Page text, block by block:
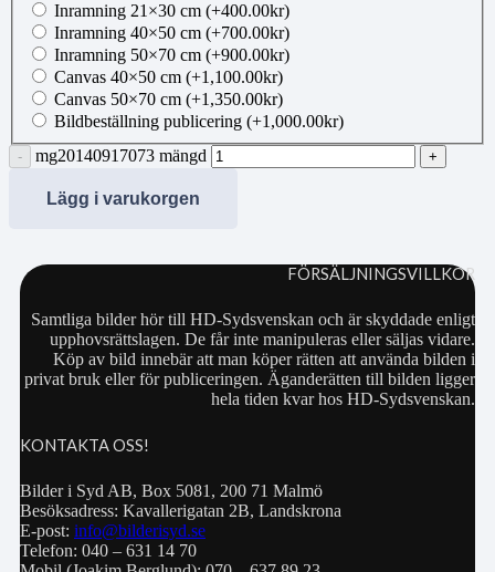
Inramning 21×30 cm (+400.00kr)
Inramning 40×50 cm (+700.00kr)
Inramning 50×70 cm (+900.00kr)
Canvas 40×50 cm (+1,100.00kr)
Canvas 50×70 cm (+1,350.00kr)
Bildbeställning publicering (+1,000.00kr)
mg20140917073 mängd
Lägg i varukorgen
FÖRSÄLJNINGSVILLKOR
Samtliga bilder hör till HD-Sydsvenskan och är skyddade enligt
upphovsrättslagen. De får inte manipuleras eller säljas vidare.
Köp av bild innebär att man köper rätten att använda bilden i
privat bruk eller för publiceringen. Äganderätten till bilden ligger
hela tiden kvar hos HD-Sydsvenskan.
KONTAKTA OSS!
Bilder i Syd AB, Box 5081, 200 71 Malmö
Besöksadress: Kavallerigatan 2B, Landskrona
E-post: info@bilderisyd.se
Telefon: 040 – 631 14 70